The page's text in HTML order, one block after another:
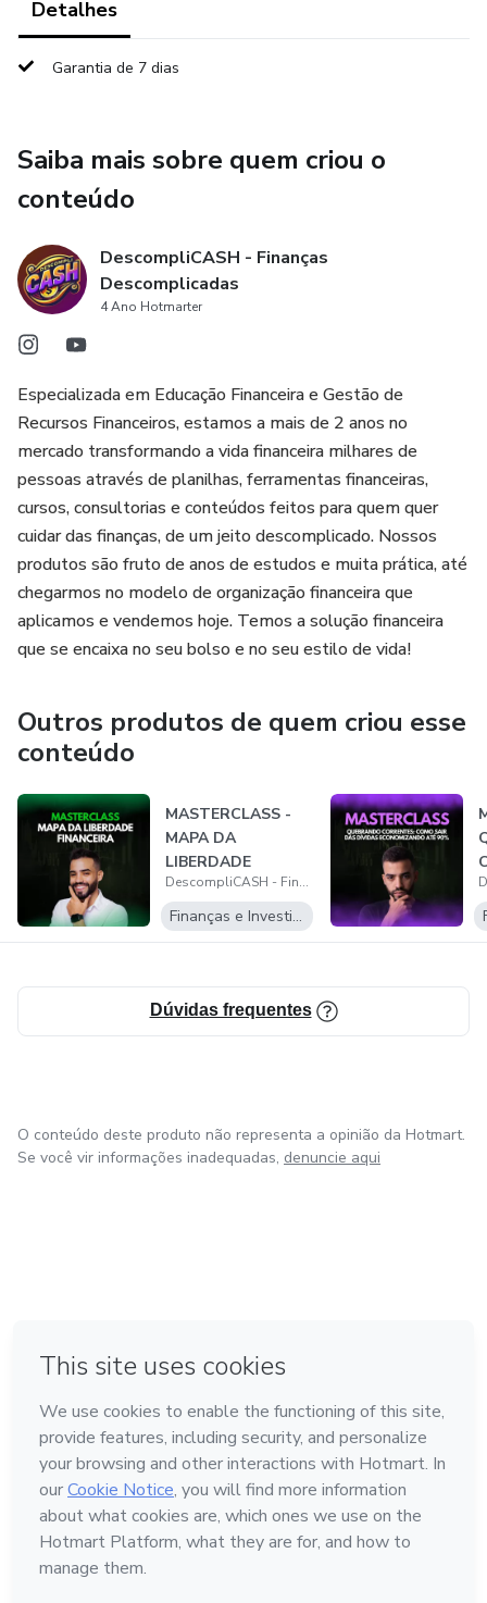
✔️ Onde encontrar hospedagens acessíveis, sem abrir mão
✔️ Passeios gratuitos e experiências incríveis que não
custam nada.
✔️ Dicas práticas para organizar sua viagem sem estourar o
orçamento.
O segredo para viajar mais não é ter muito dinheiro, e sim
deste eBook, você vai perceber que conhecer o Brasil pode
ser mais acessível do que você pensa!
📥 Baixe agora e comece a planejar sua próxima viagem
gastando menos!
Detalhes
Garantia de 7 dias
Saiba mais sobre quem criou o
conteúdo
DescompliCASH - Finanças
Descomplicadas
4 Ano Hotmarter
Especializada em Educação Financeira e Gestão de
Recursos Financeiros, estamos a mais de 2 anos no
mercado transformando a vida financeira milhares de
pessoas através de planilhas, ferramentas financeiras,
cursos, consultorias e conteúdos feitos para quem quer
cuidar das finanças, de um jeito descomplicado. Nossos
produtos são fruto de anos de estudos e muita prática, até
chegarmos no modelo de organização financeira que
aplicamos e vendemos hoje. Temos a solução financeira
que se encaixa no seu bolso e no seu estilo de vida!
Outros produtos de quem criou esse
conteúdo
MASTERCLASS -
MAPA DA
LIBERDADE
FINANCEIRA
DescompliCASH - Finanças Descomplicadas
Finanças e Investimentos
Dúvidas frequentes
O conteúdo deste produto não representa a opinião da Hotmart.
Se você vir informações inadequadas, denuncie aqui
Feito com ❤ na Cidade do México
Conheça a Hotmart
Idioma
Português